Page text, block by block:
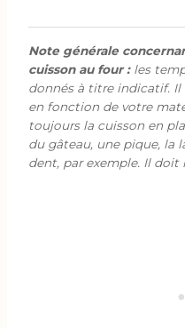
Note générale
cuisson au four :les
donnés à titre indicatif. Il
en fonction de votre
toujours la cuisson en
du gâteau, une pique, la
dent, par exemple. Il doit